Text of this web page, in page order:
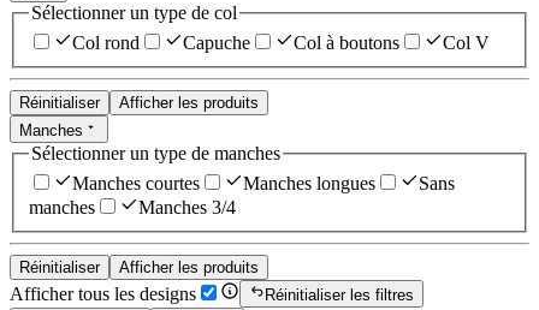
Sélectionner un type de col
Col rond
Capuche Col à boutons Col V
Réinitialiser
Afficher les produits
Manches
Sélectionner un type de manches
Manches courtes
Manches longues
Sans
manches
Manches 3/4
Réinitialiser Afficher les produits
Afficher tous les designs
Réinitialiser les filtres